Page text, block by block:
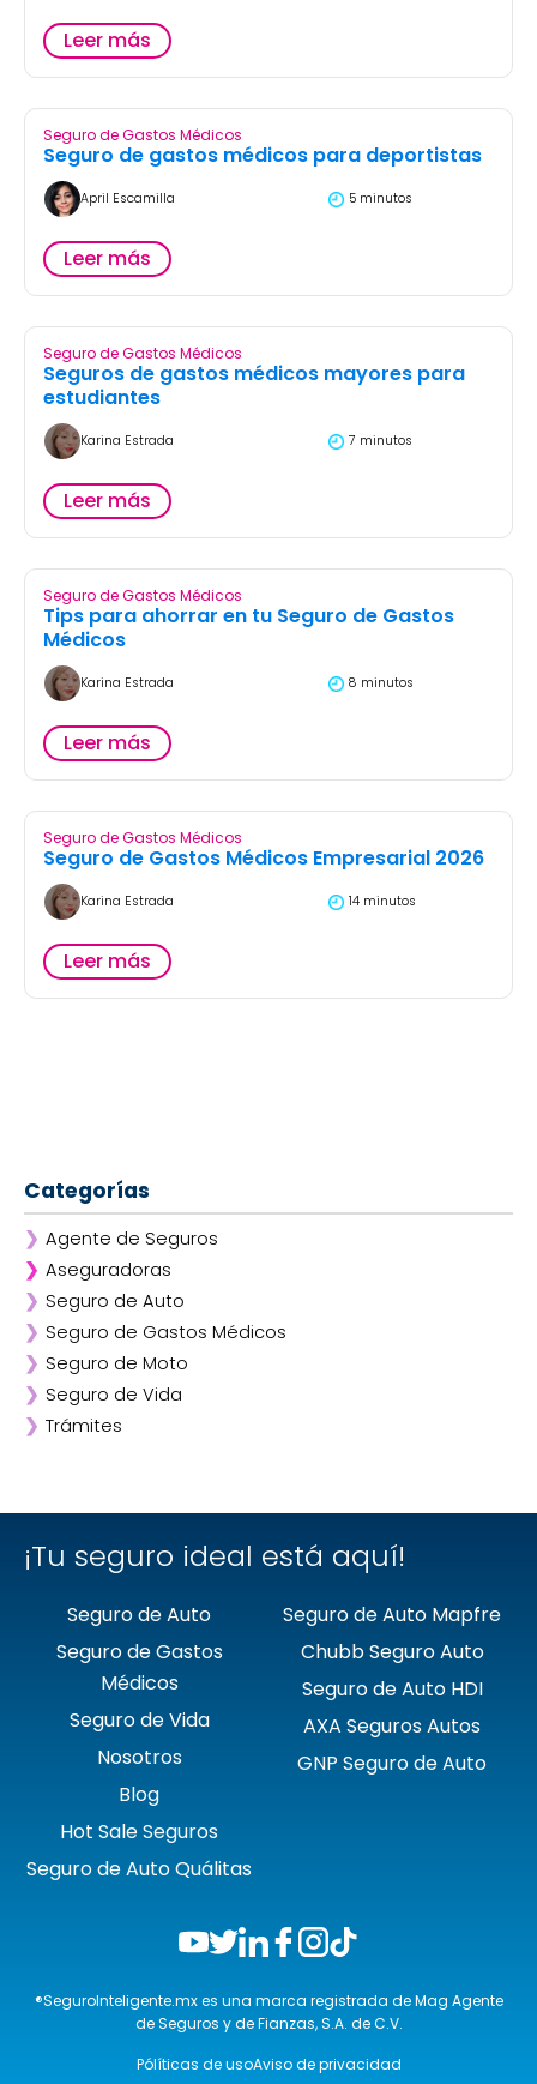
Leer más
Seguro de Gastos Médicos
Seguro de gastos médicos para deportistas
April Escamilla 5 minutos
Leer más
Seguro de Gastos Médicos
Seguros de gastos médicos mayores para
estudiantes
Karina Estrada 7 minutos
Leer más
Seguro de Gastos Médicos
Tips para ahorrar en tu Seguro de Gastos
Médicos
Karina Estrada 8 minutos
Leer más
Seguro de Gastos Médicos
Seguro de Gastos Médicos Empresarial 2026
Karina Estrada 14 minutos
Leer más
Categorías
❯ Agente de Seguros
❯ Aseguradoras
❯ Afirme
❯ ANA
❯ AXA
❯ Chubb
❯ GNP
❯ Seguro de Auto
❯ Seguro de Gastos Médicos
❯ Seguro de Moto
❯ Seguro de Vida
❯ Trámites
¡Tu seguro ideal está aquí!
Seguro de Auto
Seguro de Gastos
Médicos
Seguro de Vida
Nosotros
Blog
Hot Sale Seguros
Seguro de Auto Quálitas
Seguro de Auto Mapfre
Chubb Seguro Auto
Seguro de Auto HDI
AXA Seguros Autos
GNP Seguro de Auto
®SeguroInteligente.mx es una marca registrada de Mag Agente
de Seguros y de Fianzas, S.A. de C.V.
Pólíticas de usoAviso de privacidad